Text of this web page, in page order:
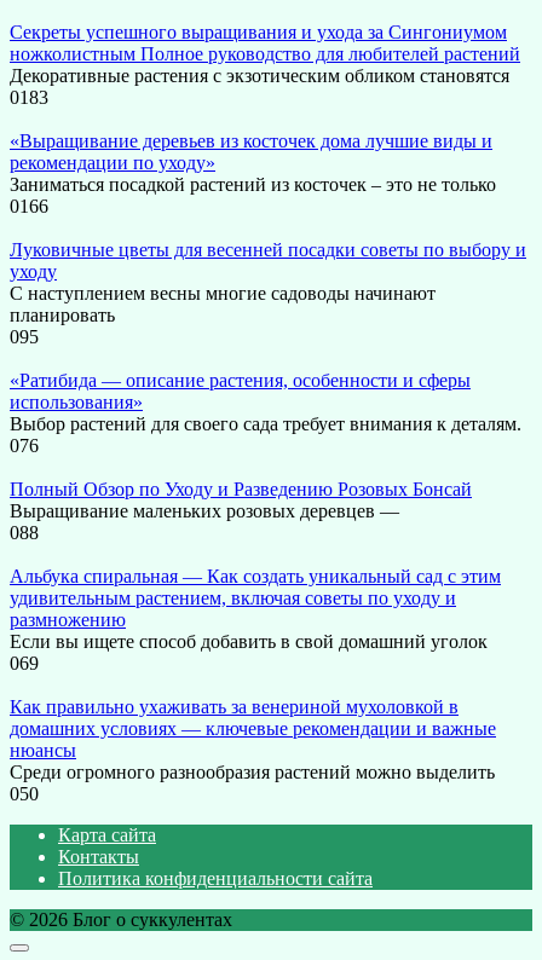
Секреты успешного выращивания и ухода за Сингониумом
ножколистным Полное руководство для любителей растений
Декоративные растения с экзотическим обликом становятся
0183
«Выращивание деревьев из косточек дома лучшие виды и
рекомендации по уходу»
Заниматься посадкой растений из косточек – это не только
0166
Луковичные цветы для весенней посадки советы по выбору и
уходу
С наступлением весны многие садоводы начинают
планировать
095
«Ратибида — описание растения, особенности и сферы
использования»
Выбор растений для своего сада требует внимания к деталям.
076
Полный Обзор по Уходу и Разведению Розовых Бонсай
Выращивание маленьких розовых деревцев —
088
Альбука спиральная — Как создать уникальный сад с этим
удивительным растением, включая советы по уходу и
размножению
Если вы ищете способ добавить в свой домашний уголок
069
Как правильно ухаживать за венериной мухоловкой в
домашних условиях — ключевые рекомендации и важные
нюансы
Среди огромного разнообразия растений можно выделить
050
Карта сайта
Контакты
Политика конфиденциальности сайта
© 2026 Блог о суккулентах